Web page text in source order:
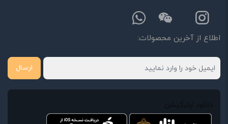
اطلاع از آخرین محصولات:
ارسال